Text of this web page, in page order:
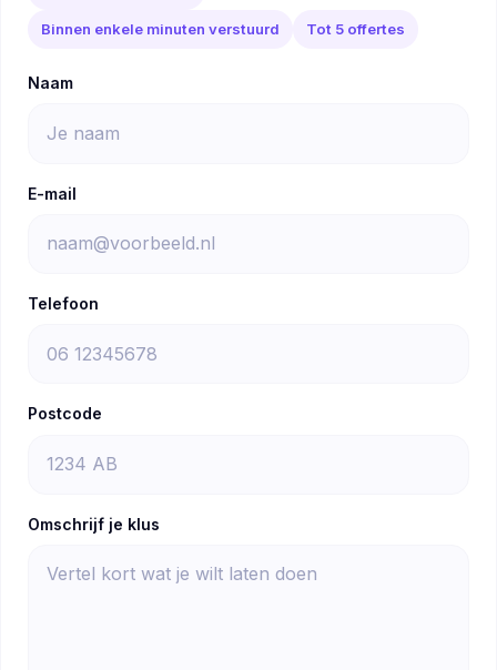
Binnen enkele minuten verstuurd Tot 5 offertes
Naam
E-mail
Telefoon
Postcode
Omschrijf je klus